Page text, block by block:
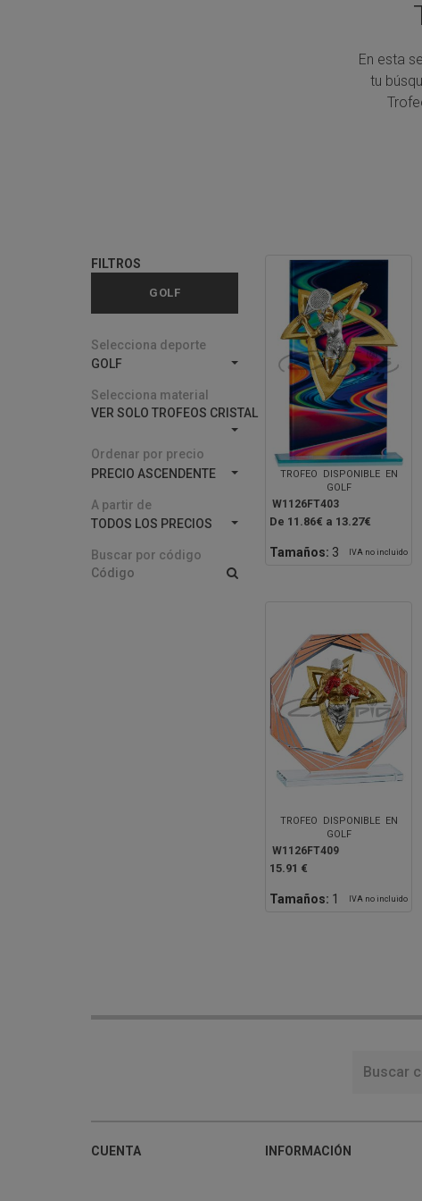
En esta
tu
FILTROS
GOLF
Selecciona deporte
GOLF
Selecciona material
VER SOLO TROFEOS CRISTAL
Ordenar por precio
PRECIO ASCENDENTE
A partir de
TODOS LOS PRECIOS
Buscar por código
TROFEO DISPONIBLE EN
GOLF
W1126FT403
De 11.86€ a 13.27€
Tamaños: 3 IVA no incluido
TROFEO DISPONIBLE EN
GOLF
W1126FT409
15.91 €
Tamaños: 1 IVA no incluido
CUENTA INFORMACIÓN